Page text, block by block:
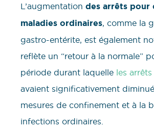
L’augmentation des arrêts pour
maladies ordinaires, comme la
gastro-entérite, est également
reflète un “retour à la normale”
période durant laquelle les
avaient significativement
mesures de confinement et à la
infections ordinaires.